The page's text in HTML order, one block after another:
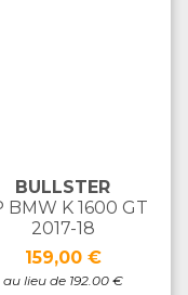
BULLSTER
BMW K 1600 GT
2017-18
Prix
159,00 €
au lieu de 192.00 €